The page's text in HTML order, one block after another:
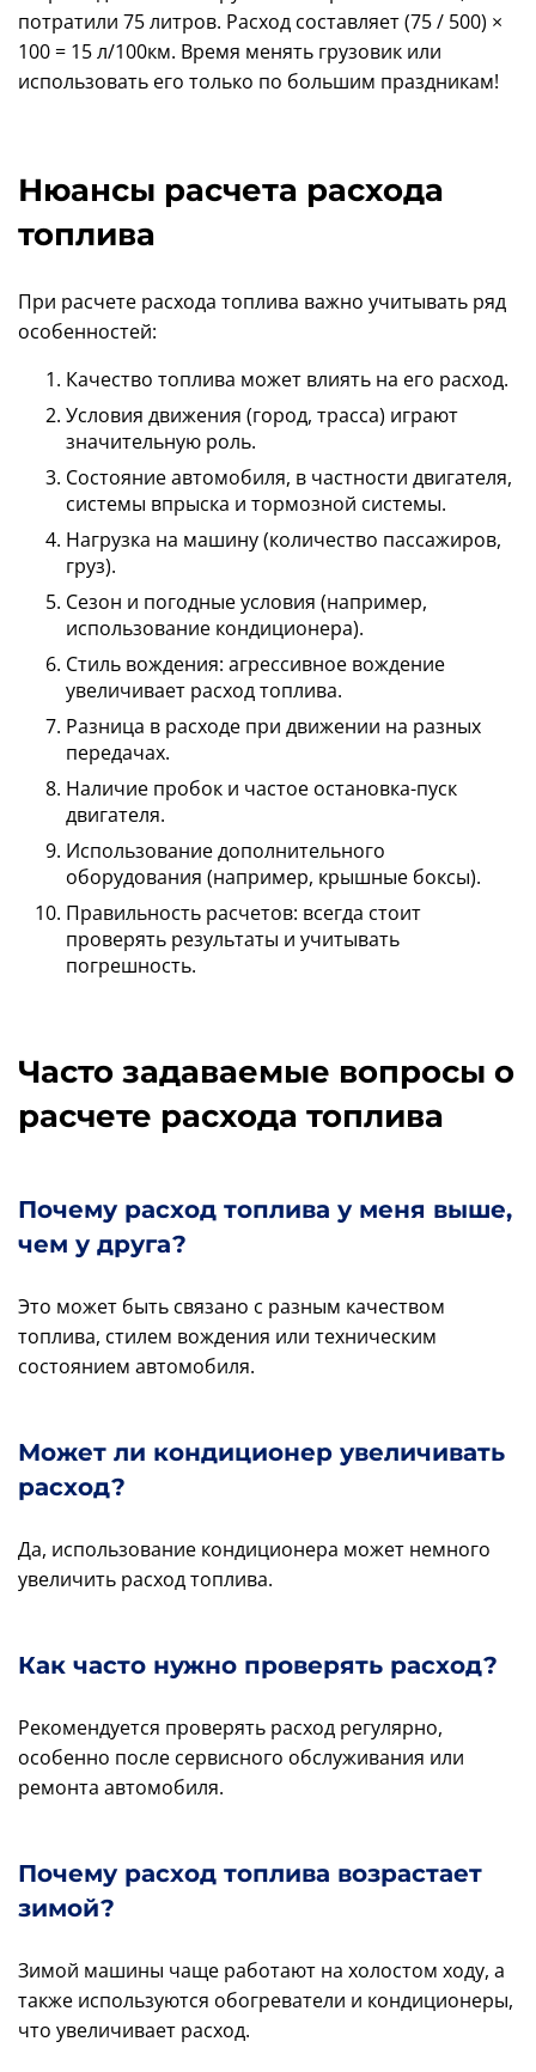
потратили 75 литров. Расход составляет (75 / 500) ×
100 = 15 л/100км. Время менять грузовик или
использовать его только по большим праздникам!
Нюансы расчета расхода
топлива
При расчете расхода топлива важно учитывать ряд
особенностей:
Качество топлива может влиять на его расход.
Условия движения (город, трасса) играют
значительную роль.
Состояние автомобиля, в частности двигателя,
системы впрыска и тормозной системы.
Нагрузка на машину (количество пассажиров,
груз).
Сезон и погодные условия (например,
использование кондиционера).
Стиль вождения: агрессивное вождение
увеличивает расход топлива.
Разница в расходе при движении на разных
передачах.
Наличие пробок и частое остановка-пуск
двигателя.
Использование дополнительного
оборудования (например, крышные боксы).
Правильность расчетов: всегда стоит
проверять результаты и учитывать
погрешность.
Часто задаваемые вопросы о
расчете расхода топлива
Почему расход топлива у меня выше,
чем у друга?
Это может быть связано с разным качеством
топлива, стилем вождения или техническим
состоянием автомобиля.
Может ли кондиционер увеличивать
расход?
Да, использование кондиционера может немного
увеличить расход топлива.
Как часто нужно проверять расход?
Рекомендуется проверять расход регулярно,
особенно после сервисного обслуживания или
ремонта автомобиля.
Почему расход топлива возрастает
зимой?
Зимой машины чаще работают на холостом ходу, а
также используются обогреватели и кондиционеры,
что увеличивает расход.